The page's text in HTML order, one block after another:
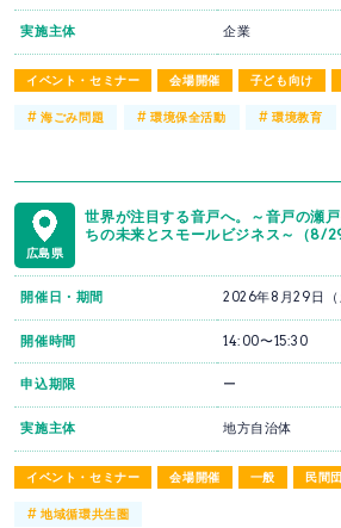
イベント・セミナー 会場開催 子ども向け
実施主体 企業
#海ごみ問題 # 環境保全活動 #環境教育
広島県
世界が注目する音戸へ。～音戸の瀬
ちの未来とスモールビジネス～（8/
イベント・セミナー 会場開催 一般 民間
開催日・期間 2026年8月29日（
開催時間 14:00〜15:30
申込期限 ー
実施主体 地方自治体
#地域循環共生圏